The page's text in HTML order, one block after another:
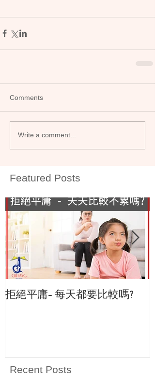
Comments
Write a comment...
Featured Posts
拒絕平庸- 每天都要比較嗎?
Recent Posts